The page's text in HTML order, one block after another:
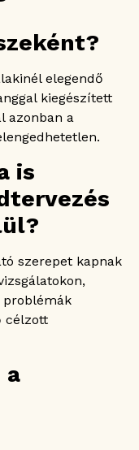
elegendő
kiegészített
azonban a
is
szerepet kapnak
problémák
célzott
a